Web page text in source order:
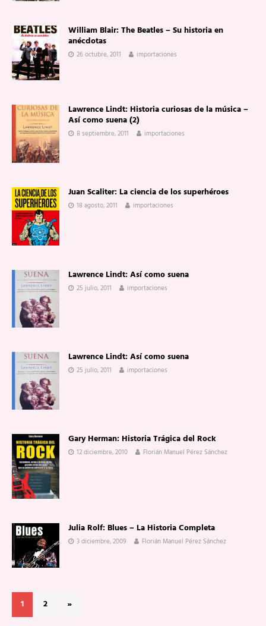
William Blair: The Beatles – Su historia en
anécdotas
26 octubre, 2011 importaciones
Lawrence Lindt: Historia curiosas de la música –
Así como suena (2)
8 septiembre, 2011 importaciones
Juan Scaliter: La ciencia de los superhéroes
18 agosto, 2011 importaciones
Lawrence Lindt: Así como suena
25 julio, 2011 importaciones
Lawrence Lindt: Así como suena
25 julio, 2011 importaciones
Gary Herman: Historia Trágica del Rock
12 diciembre, 2010 Florián Manuel Pérez Sánchez
Julia Rolf: Blues – La Historia Completa
3 diciembre, 2009 Florián Manuel Pérez Sánchez
1 2 »